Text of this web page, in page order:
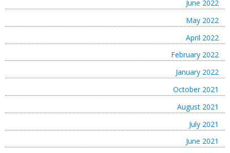
June 2022
May 2022
April 2022
February 2022
January 2022
October 2021
August 2021
July 2021
June 2021